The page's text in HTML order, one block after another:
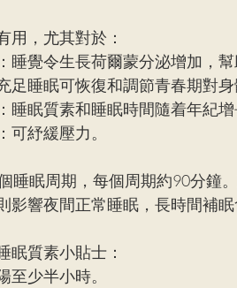
用，尤其對於：
睡覺令生長荷爾蒙分泌增加，幫
足睡眠可恢復和調節青春期對身
睡眠質素和睡眠時間隨着年紀增
可紓緩壓力。
睡眠周期，每個周期約90分鐘
影響夜間正常睡眠，長時間補眠
眠質素小貼士：
至少半小時。